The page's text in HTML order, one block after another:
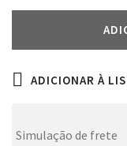
ADICIONAR À
Simulação de frete